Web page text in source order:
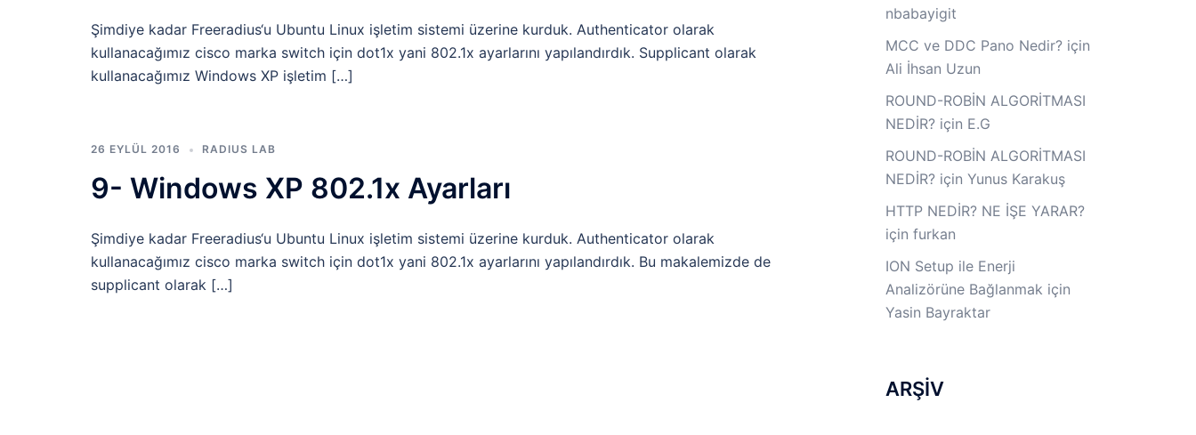
Şimdiye kadar Freeradius‘u Ubuntu Linux işletim sistemi üzerine kurduk. Authenticator olarak
kullanacağımız cisco marka switch için dot1x yani 802.1x ayarlarını yapılandırdık. Supplicant olarak
kullanacağımız Windows XP işletim […]
26 EYLÜL 2016 RADIUS LAB
9- Windows XP 802.1x Ayarları
Şimdiye kadar Freeradius‘u Ubuntu Linux işletim sistemi üzerine kurduk. Authenticator olarak
kullanacağımız cisco marka switch için dot1x yani 802.1x ayarlarını yapılandırdık. Bu makalemizde de
supplicant olarak […]
nbabayigit
MCC ve DDC Pano Nedir?için
Ali İhsan Uzun
ROUND-ROBİN ALGORİTMASI
NEDİR?için E.G
ROUND-ROBİN ALGORİTMASI
NEDİR?için Yunus Karakuş
HTTP NEDİR? NE İŞE YARAR?
için furkan
ION Setup ile Enerji
Analizörüne Bağlanmak için
Yasin Bayraktar
ARŞİV